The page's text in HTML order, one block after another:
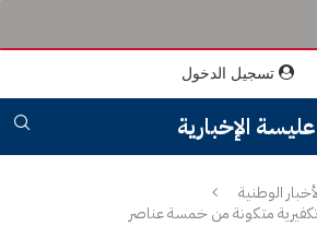
تسجيل الدخول
عليسة الإخبارية
الوطنية
متكونة من خمسة عناصر